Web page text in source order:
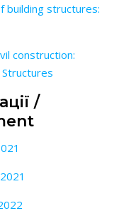
building structures:
construction:
/